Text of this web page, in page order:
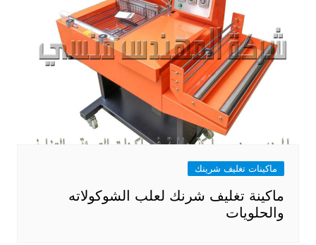
ماكينات تغليف شرينك
ماكينة تغليف شرنك لعلب الشوكولاته
والحلويات